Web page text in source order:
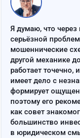
Я думаю, что через
серьёзной
мошеннические
другой механике
работает
имеет дело с
формирует
поэтому его
как совет
большинство
в юридическом